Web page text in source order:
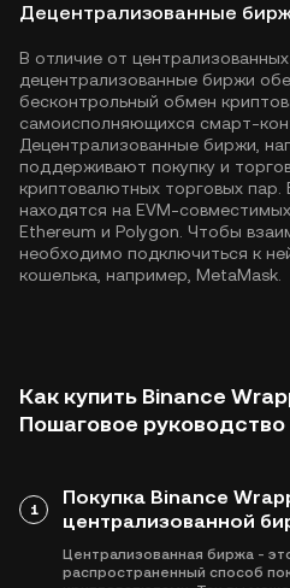
Децентрализованные
В отличие от
децентрализованные биржи
бесконтрольный обмен
самоисполняющихся смарт-
Децентрализованные биржи,
поддерживают покупку и
криптовалютных торговых пар.
находятся на EVM-
Ethereum и Polygon . Чтобы
необходимо подключиться к
кошелька, например, MetaMask.
Как купить Binance
Пошаговое руководство
1
Покупка Binance
централизованной
Централизованная биржа -
распространенный способ